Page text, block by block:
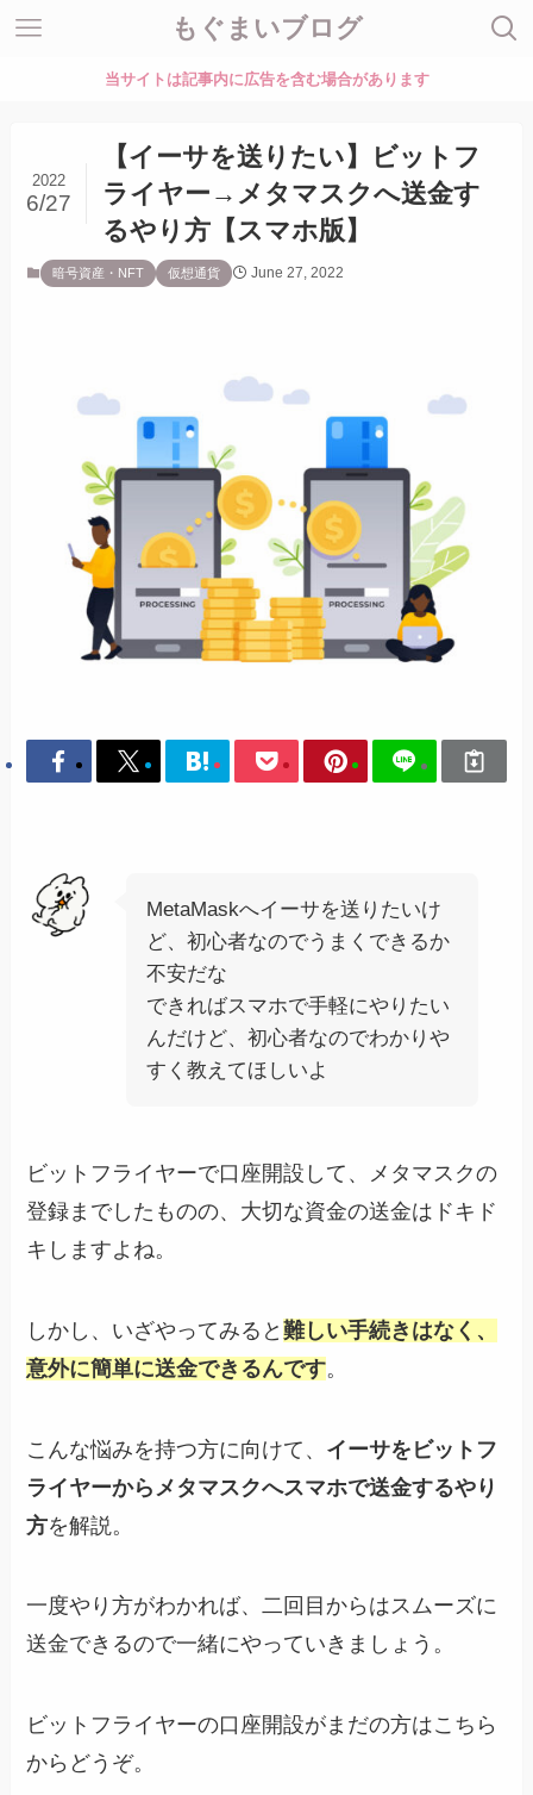
もぐまいブログ
当サイトは記事内に広告を含む場合があります
【イーサを送りたい】ビットフ
ライヤー→メタマスクへ送金す
るやり方【スマホ版】
2022
6/27
暗号資産・NFT 仮想通貨 June 27, 2022
MetaMaskへイーサを送りたいけ
ど、初心者なのでうまくできるか
不安だな
できればスマホで手軽にやりたい
んだけど、初心者なのでわかりや
すく教えてほしいよ
ビットフライヤーで口座開設して、メタマスクの
登録までしたものの、大切な資金の送金はドキド
キしますよね。
しかし、いざやってみると難しい手続きはなく、
意外に簡単に送金できるんです。
こんな悩みを持つ方に向けて、 イーサをビットフ
ライヤーからメタマスクへスマホで送金するやり
方を解説。
一度やり方がわかれば、二回目からはスムーズに
送金できるので一緒にやっていきましょう。
ビットフライヤーの口座開設がまだの方はこちら
からどうぞ。